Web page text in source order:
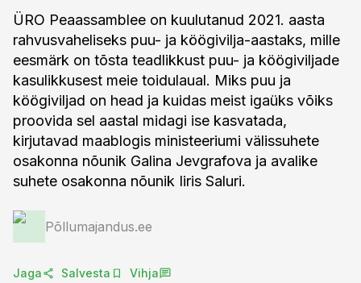
ÜRO Peaassamblee on kuulutanud 2021. aasta
rahvusvaheliseks puu- ja köögivilja-aastaks, mille
eesmärk on tõsta teadlikkust puu- ja köögiviljade
kasulikkusest meie toidulaual. Miks puu ja
köögiviljad on head ja kuidas meist igaüks võiks
proovida sel aastal midagi ise kasvatada,
kirjutavad maablogis ministeeriumi välissuhete
osakonna nõunik Galina Jevgrafova ja avalike
suhete osakonna nõunik Iiris Saluri.
Põllumajandus.ee
Jaga Salvesta Vihja